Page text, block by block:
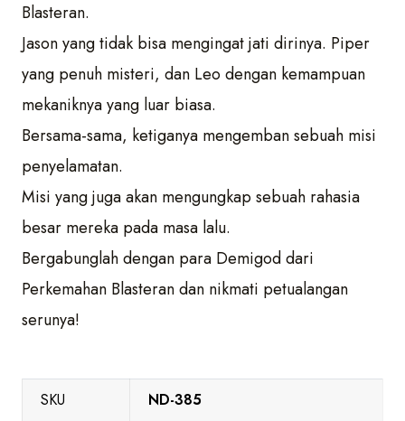
Blasteran.
Jason yang tidak bisa mengingat jati dirinya. Piper
yang penuh misteri, dan Leo dengan kemampuan
mekaniknya yang luar biasa.
Bersama-sama, ketiganya mengemban sebuah misi
penyelamatan.
Misi yang juga akan mengungkap sebuah rahasia
besar mereka pada masa lalu.
Bergabunglah dengan para Demigod dari
Perkemahan Blasteran dan nikmati petualangan
serunya!
SKU ND-385